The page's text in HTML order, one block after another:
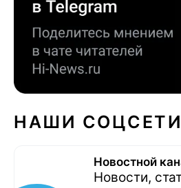
НАШИ СОЦСЕТИ
Новостной
Новости,